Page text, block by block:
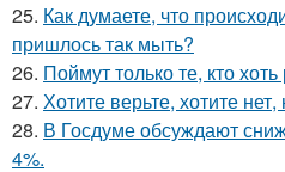
25. Как думаете, что
пришлось так мыть?
26. Поймут только те, кто
27. Хотите верьте, хотите
28. В Госдуме обсуждают
4%.